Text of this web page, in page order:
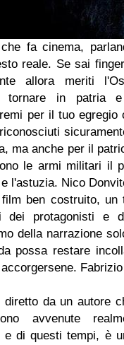
fa cinema,
reale. Se sai
allora meriti
tornare in patria
per il tuo egregio
ma anche per il
le armi militari il
l'astuzia. Nico
ben costruito, un
dei protagonisti e
della narrazione
possa restare
da un autore
avvenute
e di questi tempi, è